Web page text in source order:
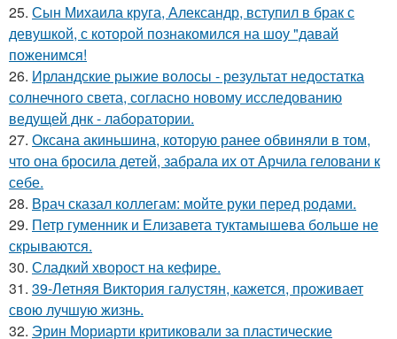
25. Сын Михаила круга, Александр, вступил в брак с
девушкой, с которой познакомился на шоу "давай
поженимся!
26. Ирландские рыжие волосы - результат недостатка
солнечного света, согласно новому исследованию
ведущей днк - лаборатории.
27. Оксана акиньшина, которую ранее обвиняли в том,
что она бросила детей, забрала их от Арчила геловани к
себе.
28. Врач сказал коллегам: мойте руки перед родами.
29. Петр гуменник и Елизавета туктамышева больше не
скрываются.
30. Сладкий хворост на кефире.
31. 39-Летняя Виктория галустян, кажется, проживает
свою лучшую жизнь.
32. Эрин Мориарти критиковали за пластические